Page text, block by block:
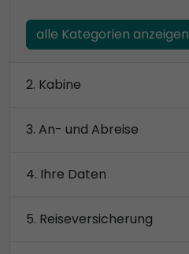
alle Kategorien anzeigen
Kabine
An- und Abreise
Ihre Daten
Reiseversicherung